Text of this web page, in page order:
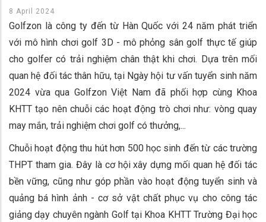
8 April 2024
Golfzon là công ty đến từ Hàn Quốc với 24 năm phát triển
với mô hình chơi golf 3D - mô phỏng sân golf thực tế giúp
cho golfer có trải nghiệm chân thật khi chơi. Dựa trên mối
quan hệ đối tác thân hữu, tại Ngày hội tư vấn tuyển sinh năm
2024 vừa qua Golfzon Việt Nam đã phối hợp cùng Khoa
KHTT tạo nên chuỗi các hoạt động trò chơi như: vòng quay
may mắn, trải nghiệm chơi golf có thưởng,...
Chuỗi hoạt động thu hút hơn 500 học sinh đến từ các trường
THPT tham gia. Đây là cơ hội xây dựng mối quan hệ đối tác
bền vững, cũng như góp phần vào hoạt động tuyển sinh và
quảng bá hình ảnh - cơ sở vật chất phục vụ cho công tác
giảng dạy chuyên ngành Golf tại Khoa KHTT Trường Đại học